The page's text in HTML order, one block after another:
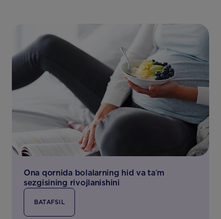
Ona qornida bolalarning hid va taʼm
sezgisining rivojlanishini
BATAFSIL